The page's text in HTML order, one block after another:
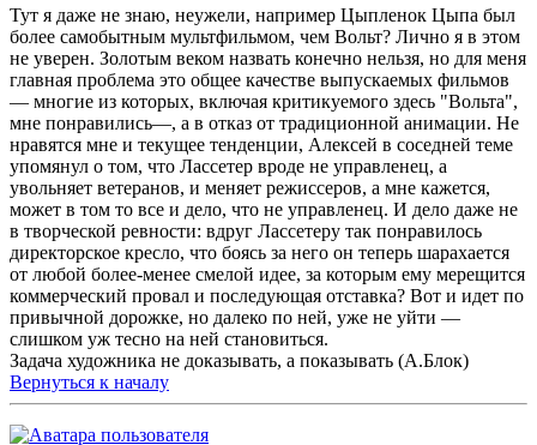
Тут я даже не знаю, неужели, например Цыпленок Цыпа был
более самобытным мультфильмом, чем Вольт? Лично я в этом
не уверен. Золотым веком назвать конечно нельзя, но для меня
главная проблема это общее качестве выпускаемых фильмов
— многие из которых, включая критикуемого здесь "Вольта",
мне понравились—, а в отказ от традиционной анимации. Не
нравятся мне и текущее тенденции, Алексей в соседней теме
упомянул о том, что Лассетер вроде не управленец, а
увольняет ветеранов, и меняет режиссеров, а мне кажется,
может в том то все и дело, что не управленец. И дело даже не
в творческой ревности: вдруг Лассетеру так понравилось
директорское кресло, что боясь за него он теперь шарахается
от любой более-менее смелой идее, за которым ему мерещится
коммерческий провал и последующая отставка? Вот и идет по
привычной дорожке, но далеко по ней, уже не уйти —
слишком уж тесно на ней становиться.
Задача художника не доказывать, а показывать (А.Блок)
Вернуться к началу